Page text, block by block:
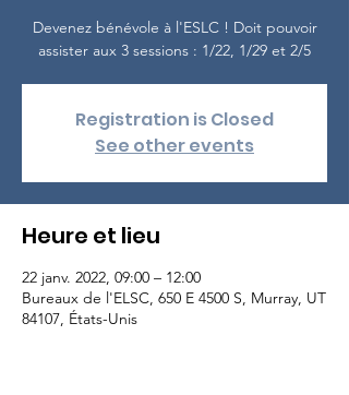
Devenez bénévole à l'ESLC ! Doit pouvoir
assister aux 3 sessions : 1/22, 1/29 et 2/5
Registration is Closed
See other events
Heure et lieu
22 janv. 2022, 09:00 – 12:00
Bureaux de l'ELSC, 650 E 4500 S, Murray, UT
84107, États-Unis